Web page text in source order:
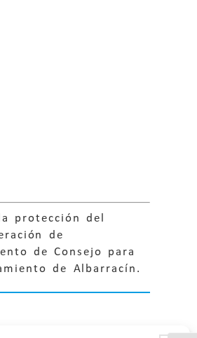
protección del
de
de Consejo para
de Albarracín.